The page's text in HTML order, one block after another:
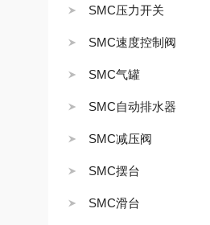
SMC压力开关
SMC速度控制阀
SMC气罐
SMC自动排水器
SMC减压阀
SMC摆台
SMC滑台